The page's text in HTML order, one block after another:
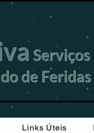
de
Links Úteis